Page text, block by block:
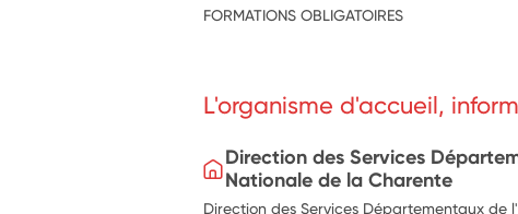
FORMATIONS OBLIGATOIRES
L'organisme d'accueil,
Direction des Services
Nationale de la Charente
Direction des Services Départementaux de